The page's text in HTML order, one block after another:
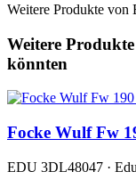
Weitere Produkte von
Weitere
könnten
Focke Wulf Fw
EDU 3DL48047 ·